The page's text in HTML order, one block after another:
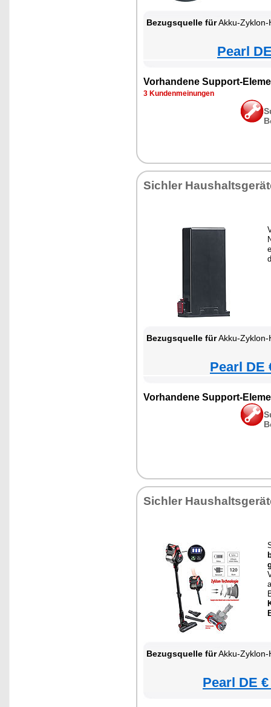
Bezugsquelle fürAkku-Zyklon-Hand- &
Pearl
Vorhandene Support-
3 Kundenmeinungen
Sichler
Bezugsquelle fürAkku-Zyklon-Hand- &
Pearl DE
Vorhandene Support-
Sichler
Bezugsquelle fürAkku-Zyklon-Hand- &
Pearl DE